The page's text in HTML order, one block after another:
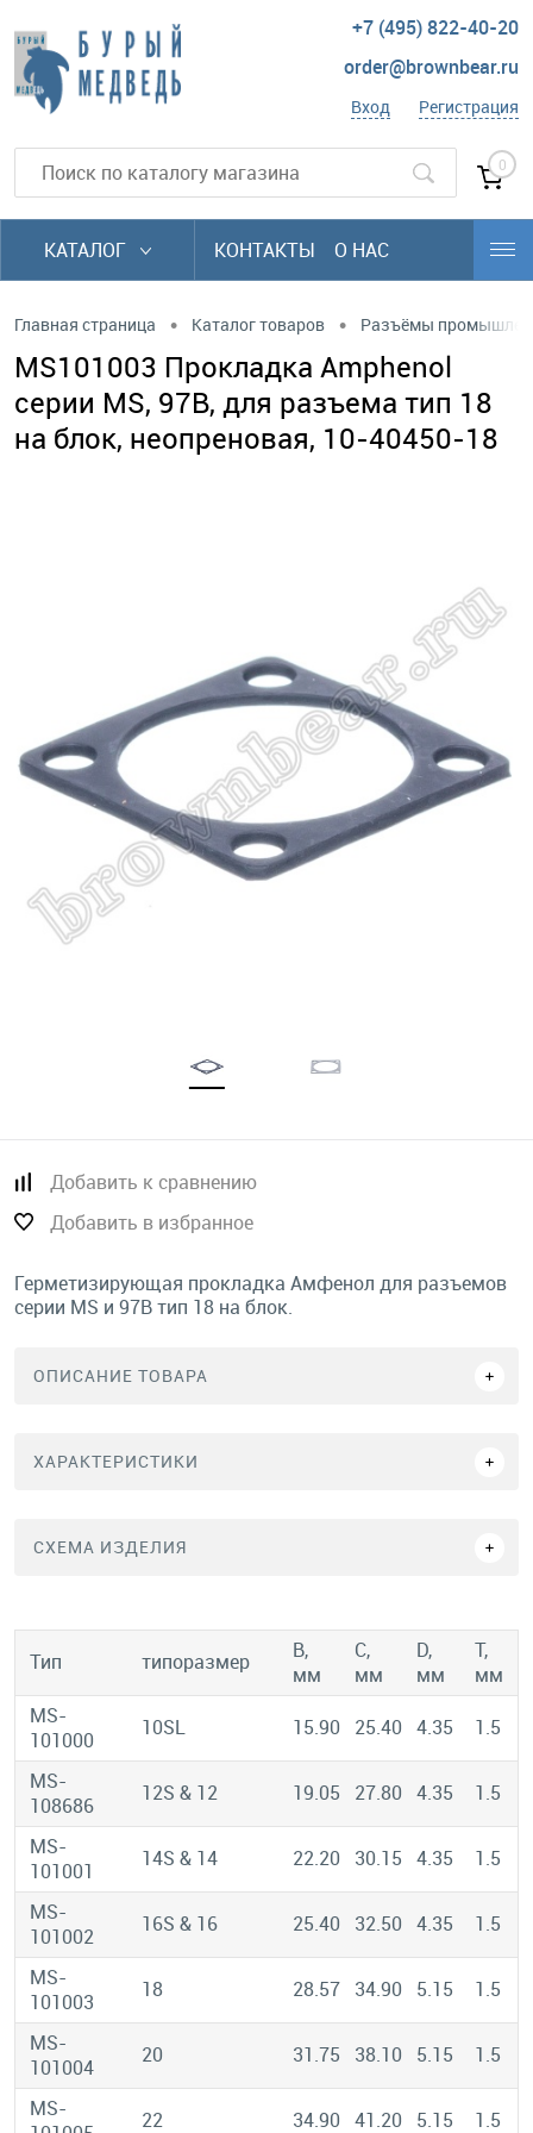
+7 (495) 822-40-20
order@brownbear.ru
Вход Регистрация
0
КАТАЛОГ КОНТАКТЫ О НАС
Главная страница • Каталог товаров • Разъёмы
MS101003 Прокладка Amphenol
серии MS, 97B, для разъема тип 18
на блок, неопреновая, 10-40450-18
Добавить к сравнению
Добавить в избранное
Герметизирующая прокладка Амфенол для разъемов
серии MS и 97B тип 18 на блок.
ОПИСАНИЕ ТОВАРА
ХАРАКТЕРИСТИКИ
СХЕМА ИЗДЕЛИЯ
Тип типоразмер
B,
мм
C,
мм
D,
мм
T,
мм
MS-
101000
10SL 15.90 25.40 4.35 1.5
MS-
108686
12S & 12 19.05 27.80 4.35 1.5
MS-
101001
14S & 14 22.20 30.15 4.35 1.5
MS-
101002
16S & 16 25.40 32.50 4.35 1.5
MS-
101003
18 28.57 34.90 5.15 1.5
MS-
101004
20 31.75 38.10 5.15 1.5
MS-
22 34.90 41.20 5.15 1.5